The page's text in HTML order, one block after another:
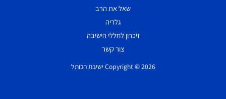
שאל את הרב
גלריה
זיכרון לחללי הישיבה
צור קשר
Copyright © 2026 ישיבת הכותל